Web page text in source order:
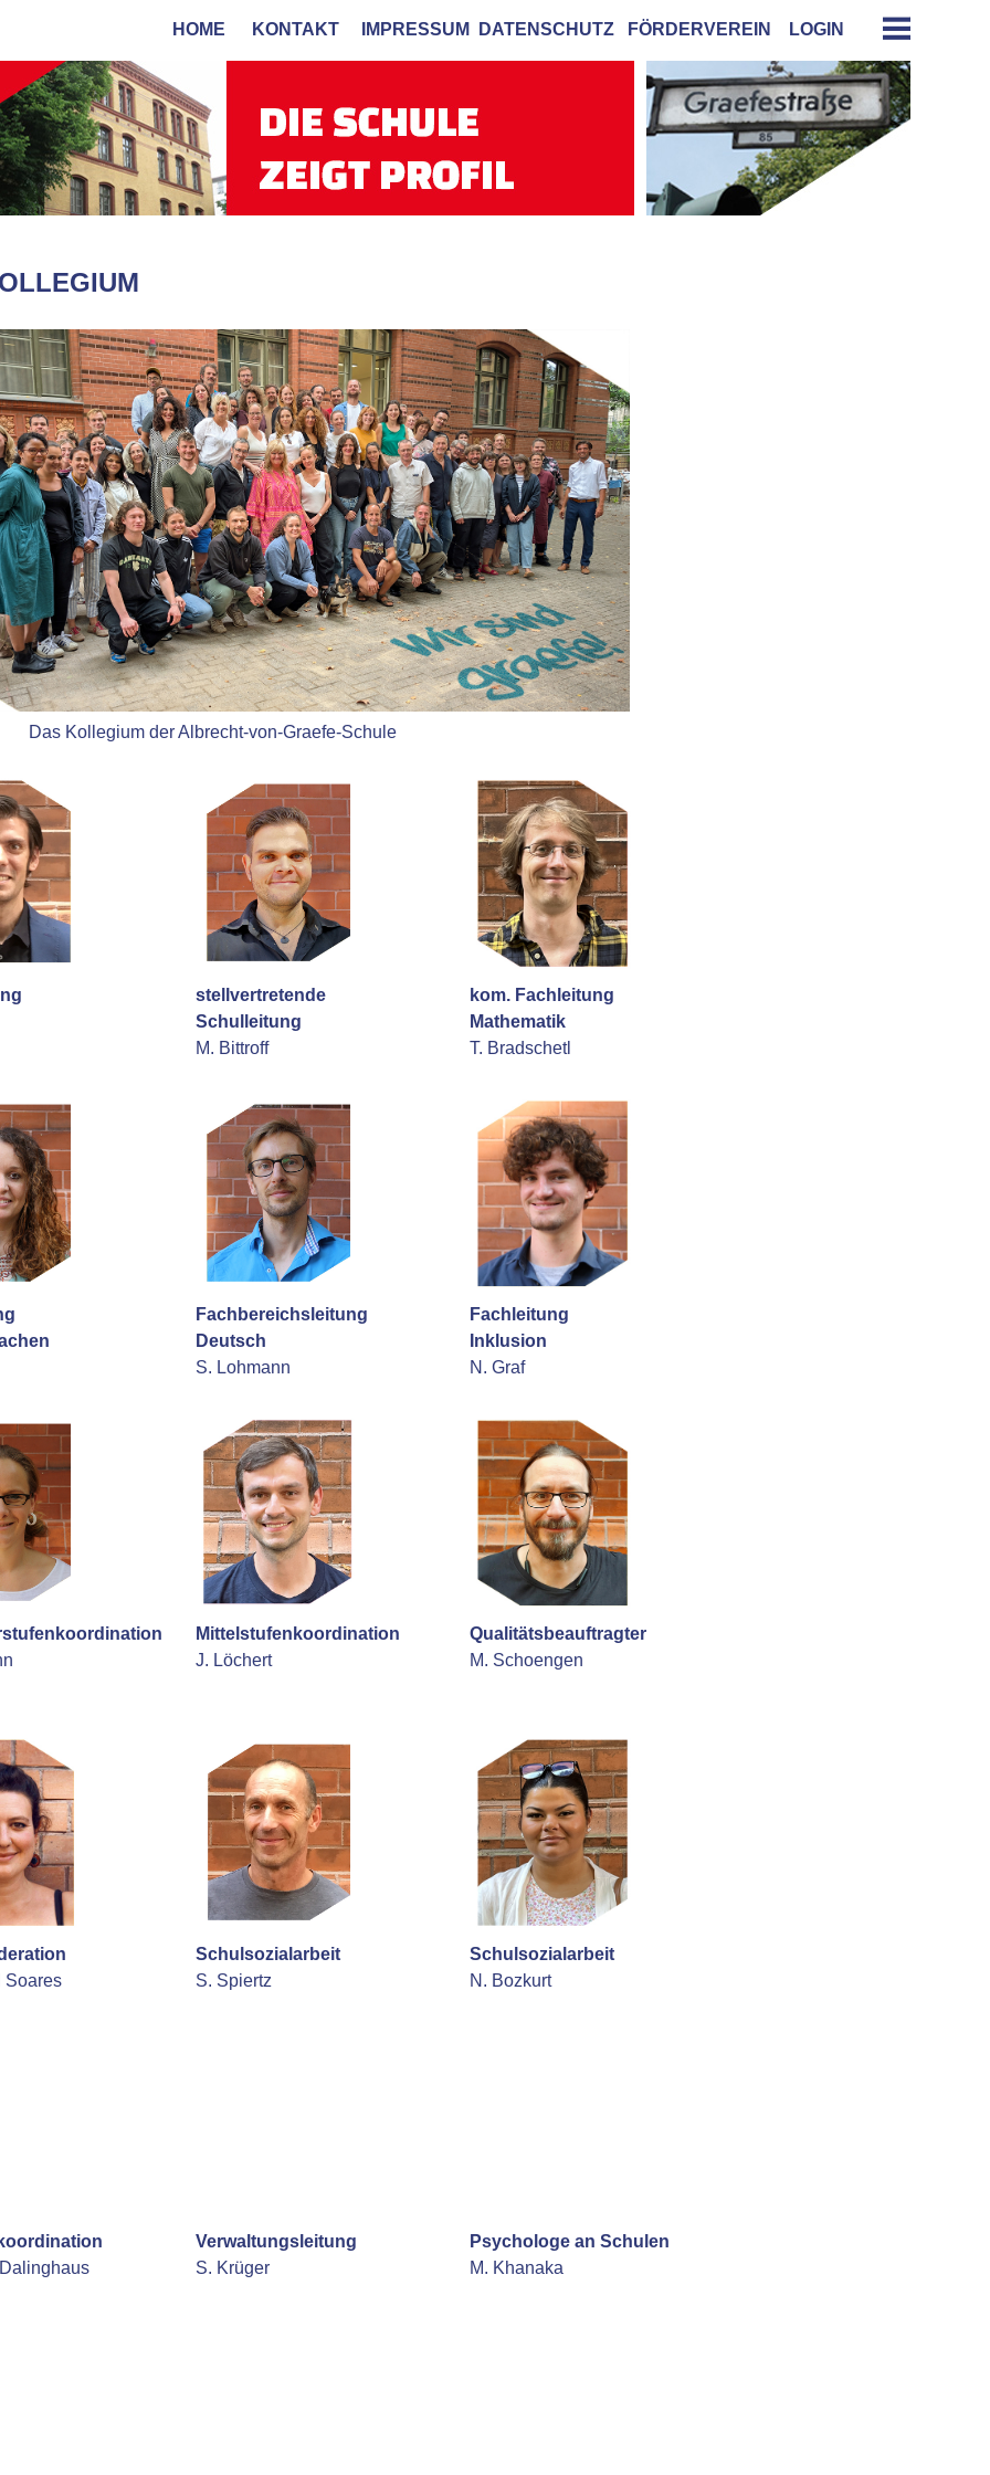
HOME KONTAKT IMPRESSUM DATENSCHUTZ FÖRDERVEREIN LOGIN
Das Kollegium der Albrecht-von-Graefe-Schule
stellvertretende
Schulleitung
M. Bittroff
kom. Fachleitung
Mathematik
T. Bradschetl
Fachbereichsleitung
Deutsch
S. Lohmann
Fachleitung
Inklusion
N. Graf
Mittelstufenkoordination
J. Löchert
Qualitätsbeauftragter
M. Schoengen
Soares
Schulsozialarbeit
S. Spiertz
Schulsozialarbeit
N. Bozkurt
Verwaltungsleitung
S. Krüger
Psychologe an Schulen
M. Khanaka